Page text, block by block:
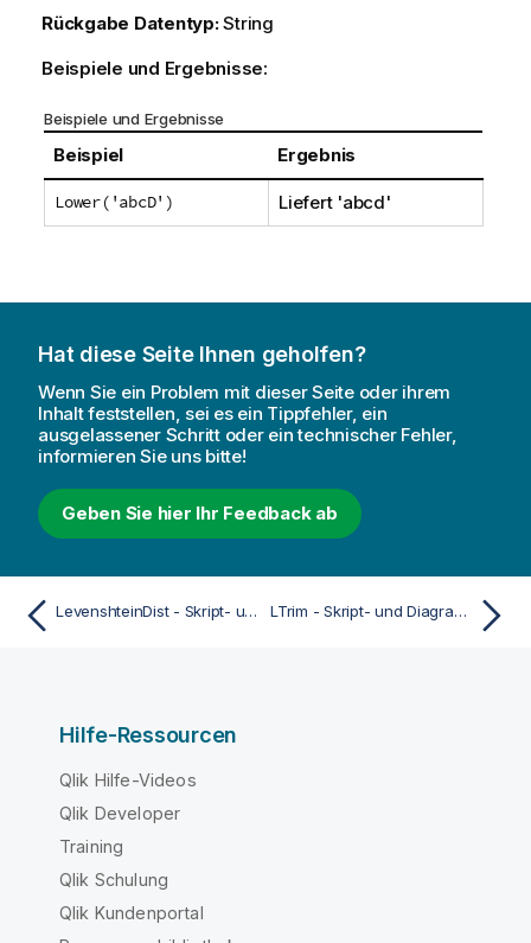
Rückgabe Datentyp:String
Beispiele und Ergebnisse:
Beispiele und Ergebnisse
Beispiel Ergebnis
Lower('abcD') Liefert 'abcd'
Hat diese Seite Ihnen geholfen?
Wenn Sie ein Problem mit dieser Seite oder ihrem
Inhalt feststellen, sei es ein Tippfehler, ein
ausgelassener Schritt oder ein technischer Fehler,
informieren Sie uns bitte!
Geben Sie hier Ihr Feedback ab
LevenshteinDist - Skript- und Diagrammfunktion LTrim - Skript- und Diagrammfunktion
Hilfe-Ressourcen
Qlik Hilfe-Videos
Qlik Developer
Training
Qlik Schulung
Qlik Kundenportal